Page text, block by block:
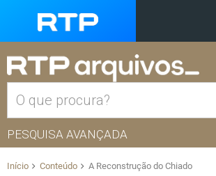
PESQUISA AVANÇADA
Início Conteúdo A Reconstrução do Chiado